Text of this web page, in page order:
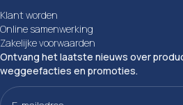
Klant worden
Online samenwerking
Zakelijke voorwaarden
Ontvang het laatste nieuws over
weggeefacties en promoties.
E-